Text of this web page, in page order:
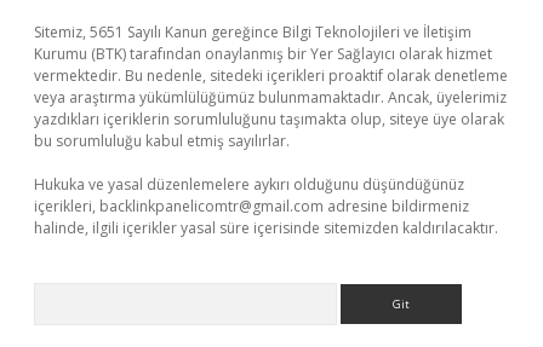
Sitemiz, 5651 Sayılı Kanun gereğince Bilgi Teknolojileri ve İletişim
Kurumu (BTK) tarafından onaylanmış bir Yer Sağlayıcı olarak hizmet
vermektedir. Bu nedenle, sitedeki içerikleri proaktif olarak denetleme
veya araştırma yükümlülüğümüz bulunmamaktadır. Ancak, üyelerimiz
yazdıkları içeriklerin sorumluluğunu taşımakta olup, siteye üye olarak
bu sorumluluğu kabul etmiş sayılırlar.
Hukuka ve yasal düzenlemelere aykırı olduğunu düşündüğünüz
içerikleri, backlinkpanelicomtr@gmail.com adresine bildirmeniz
halinde, ilgili içerikler yasal süre içerisinde sitemizden kaldırılacaktır.